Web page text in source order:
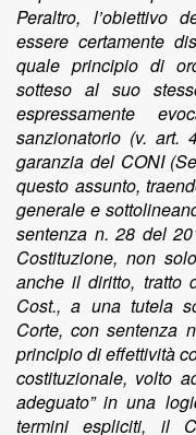
Peraltro, l’obiettivo
essere certamente
quale principio di
sotteso al suo
espressamente
sanzionatorio (v. art.
garanzia del CONI
questo assunto,
generale e
sentenza n. 28 del
Costituzione, non
anche il diritto, tratto
Cost., a una tutela
Corte, con sentenza
principio di effettività
costituzionale, volto
adeguato” in una
termini espliciti, il